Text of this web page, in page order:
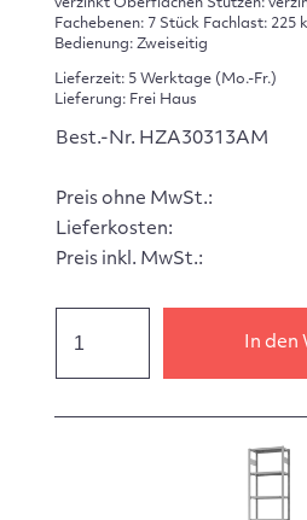
verzinkt Oberflächen Stützen:
Fachebenen: 7 Stück Fachlast: 225
Bedienung: Zweiseitig
Lieferzeit: 5 Werktage (Mo.-Fr.)
Lieferung: Frei Haus
Best.-Nr. HZA30313AM
Preis ohne MwSt.:
Lieferkosten:
Preis inkl. MwSt.:
In